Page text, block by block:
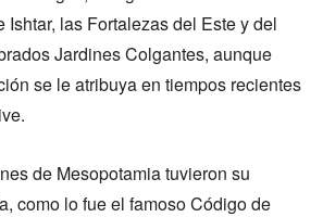
Ishtar, las Fortalezas del Este y del
Jardines Colgantes, aunque
se le atribuya en tiempos recientes
de Mesopotamia tuvieron su
como lo fue el famoso Código de